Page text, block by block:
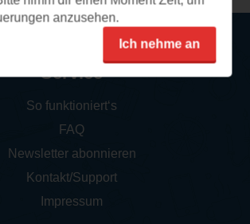
anzusehen.
Ich nehme an
Service
So funktioniert‘s
FAQ
Newsletter abonnieren
Kontakt/Support
Impressum